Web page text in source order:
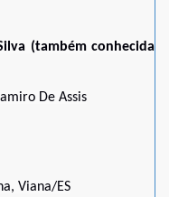
(também conhecida
De Assis
Viana/ES